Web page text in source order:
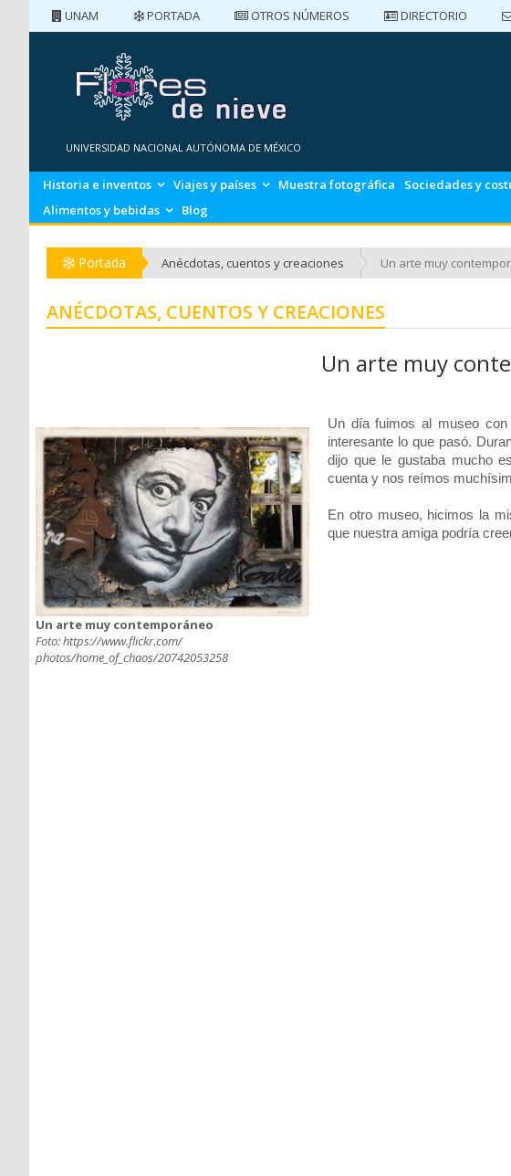
UNAM PORTADA OTROS NÚMEROS DIRECTORIO
UNIVERSIDAD NACIONAL AUTÓNOMA DE MÉXICO
Historia e inventos
Viajes y países Muestra fotográfica Sociedades y
Alimentos y bebidas
Blog
Portada Anécdotas, cuentos y creaciones Un arte muy
ANÉCDOTAS, CUENTOS Y CREACIONES
Un arte muy
Un arte muy contemporáneo
Foto: https://www.flickr.com/
photos/home_of_chaos/20742053258
Un día fuimos al museo
interesante lo que pasó.
dijo que le gustaba mucho
cuenta y nos reímos
En otro museo, hicimos la
que nuestra amiga podría